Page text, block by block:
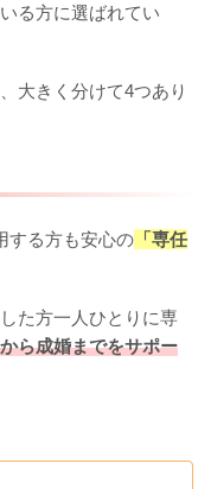
る方に選ばれてい
大きく分けて4つあり
する方も安心の 「専任
た方一人ひとりに専
ら成婚までをサポー